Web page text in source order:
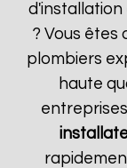
? Vous êtes
plombiers
haute